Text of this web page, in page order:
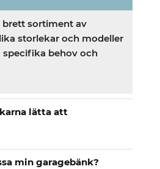
brett sortiment av
storlekar och modeller
specifika behov och
lätta att
min garagebänk?